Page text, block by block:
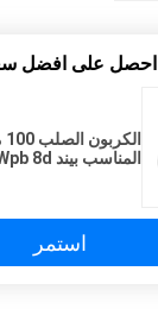
احصل على افضل
المناسب بيند Astm A234 Gr Wpb 8d
استمر